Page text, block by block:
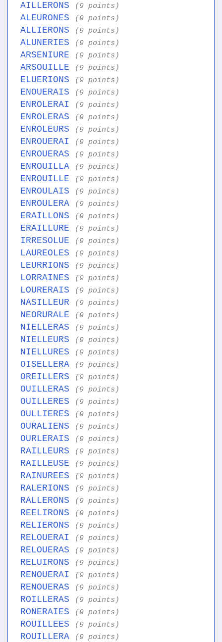
AILLERONS (9 points)
ALEURONES (9 points)
ALLIERONS (9 points)
ALUNERIES (9 points)
ARSENIURE (9 points)
ARSOUILLE (9 points)
ELUERIONS (9 points)
ENOUERAIS (9 points)
ENROLERAI (9 points)
ENROLERAS (9 points)
ENROLEURS (9 points)
ENROUERAI (9 points)
ENROUERAS (9 points)
ENROUILLA (9 points)
ENROUILLE (9 points)
ENROULAIS (9 points)
ENROULERA (9 points)
ERAILLONS (9 points)
ERAILLURE (9 points)
IRRESOLUE (9 points)
LAUREOLES (9 points)
LEURRIONS (9 points)
LORRAINES (9 points)
LOURERAIS (9 points)
NASILLEUR (9 points)
NEORURALE (9 points)
NIELLERAS (9 points)
NIELLEURS (9 points)
NIELLURES (9 points)
OISELLERA (9 points)
OREILLERS (9 points)
OUILLERAS (9 points)
OUILLERES (9 points)
OULLIERES (9 points)
OURALIENS (9 points)
OURLERAIS (9 points)
RAILLEURS (9 points)
RAILLEUSE (9 points)
RAINUREES (9 points)
RALERIONS (9 points)
RALLERONS (9 points)
REELIRONS (9 points)
RELIERONS (9 points)
RELOUERAI (9 points)
RELOUERAS (9 points)
RELUIRONS (9 points)
RENOUERAI (9 points)
RENOUERAS (9 points)
ROILLERAS (9 points)
RONERAIES (9 points)
ROUILLEES (9 points)
ROUILLERA (9 points)